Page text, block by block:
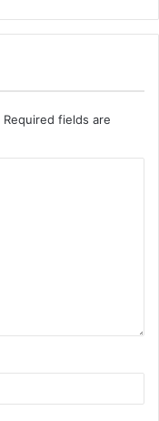
Required fields are